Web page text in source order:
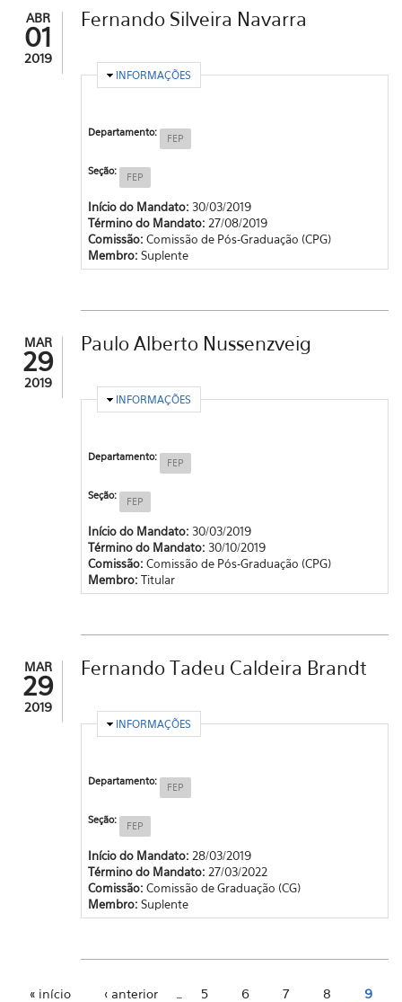
ABR
01
2019
Fernando Silveira Navarra
OCULTAR
INFORMAÇÕES
Departamento: FEP
Seção: FEP
Início do Mandato: 30/03/2019
Término do Mandato: 27/08/2019
Comissão: Comissão de Pós-Graduação (CPG)
Membro: Suplente
MAR
29
2019
Paulo Alberto Nussenzveig
OCULTAR
INFORMAÇÕES
Departamento: FEP
Seção: FEP
Início do Mandato: 30/03/2019
Término do Mandato: 30/10/2019
Comissão: Comissão de Pós-Graduação (CPG)
Membro: Titular
MAR
29
2019
Fernando Tadeu Caldeira Brandt
OCULTAR
INFORMAÇÕES
Departamento: FEP
Seção: FEP
Início do Mandato: 28/03/2019
Término do Mandato: 27/03/2022
Comissão: Comissão de Graduação (CG)
Membro: Suplente
« início ‹ anterior 5 6 7 8 9